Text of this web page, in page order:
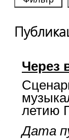
Через
летию
Дата